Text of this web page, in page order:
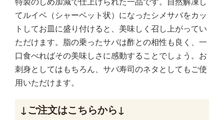
てルイベ（シャーベット状）になったシメサバをカッ
トしてお皿に盛り付けると、美味しく召し上がってい
ただけます。脂の乗ったサバは酢との相性も良く、一
口食べればその美味しさに感動することでしょう。お
刺身としてはもちろん、サバ寿司のネタとしてもご使
用いただけます。
↓ご注文はこちらから↓